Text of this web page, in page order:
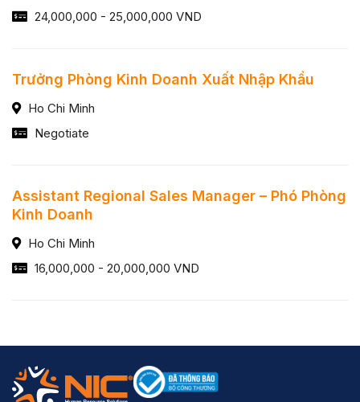
24,000,000 - 25,000,000 VND
Trưởng Phòng Kinh Doanh Xuất Nhập Khẩu
Ho Chi Minh
Negotiate
Assistant Regional Sales Manager – Phó Phòng
Kinh Doanh
Ho Chi Minh
16,000,000 - 20,000,000 VND